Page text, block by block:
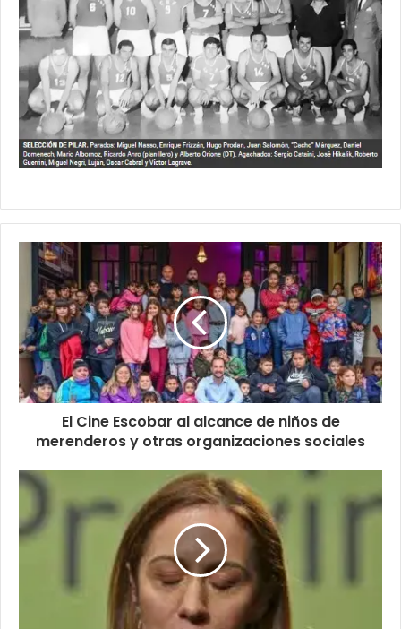
El Cine Escobar al alcance de niños de
merenderos y otras organizaciones sociales